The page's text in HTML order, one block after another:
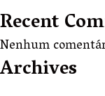
Recent
Nenhum
Archives